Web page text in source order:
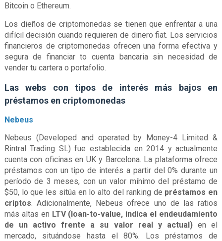
Bitcoin o Ethereum.
Los dieños de criptomonedas se tienen que enfrentar a una
difícil decisión cuando requieren de dinero fiat. Los servicios
financieros de criptomonedas ofrecen una forma efectiva y
segura de financiar to cuenta bancaria sin necesidad de
vender tu cartera o portafolio.
Las webs con tipos de interés más bajos en
préstamos en criptomonedas
Nebeus
Nebeus (Developed and operated by Money-4 Limited &
Rintral Trading SL) fue establecida en 2014 y actualmente
cuenta con oficinas en UK y Barcelona. La plataforma ofrece
préstamos con un tipo de interés a partir del 0% durante un
período de 3 meses, con un valor mínimo del préstamo de
$50, lo que les sitúa en lo alto del ranking de préstamos en
criptos. Adicionalmente, Nebeus ofrece uno de las ratios
más altas en LTV (loan-to-value, indica el endeudamiento
de un activo frente a su valor real y actual)en el
mercado, situándose hasta el 80%. Los préstamos de